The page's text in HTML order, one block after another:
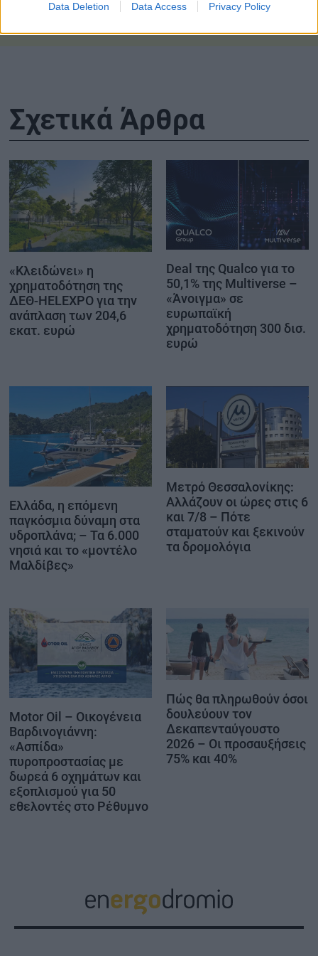
Data Deletion Data Access Privacy Policy
γέννησης
200.000
Σχετικά Άρθρα
«Κλειδώνει» η
χρηματοδότηση της
ΔΕΘ-HELEXPO για την
ανάπλαση των 204,6
εκατ. ευρώ
Deal της Qualco για το
50,1% της Multiverse –
«Άνοιγμα» σε
ευρωπαϊκή
χρηματοδότηση 300 δισ.
ευρώ
Ελλάδα, η επόμενη
παγκόσμια δύναμη στα
υδροπλάνα; – Τα 6.000
νησιά και το «μοντέλο
Μαλδίβες»
Μετρό Θεσσαλονίκης:
Αλλάζουν οι ώρες στις 6
και 7/8 – Πότε
σταματούν και ξεκινούν
τα δρομολόγια
Motor Oil – Οικογένεια
Βαρδινογιάννη:
«Ασπίδα»
πυροπροστασίας με
δωρεά 6 οχημάτων και
εξοπλισμού για 50
εθελοντές στο Ρέθυμνο
Πώς θα πληρωθούν όσοι
δουλεύουν τον
Δεκαπενταύγουστο
2026 – Οι προσαυξήσεις
75% και 40%